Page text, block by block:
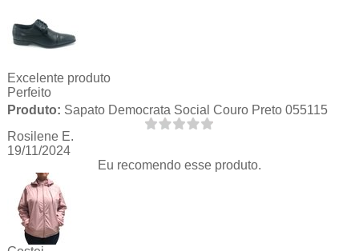
Excelente produto
Perfeito
Produto: Sapato Democrata Social Couro Preto 055115
Rosilene E.
19/11/2024
Eu recomendo esse produto.